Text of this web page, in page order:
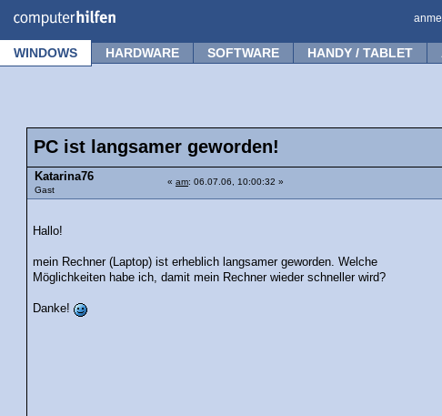
WINDOWS HARDWARE SOFTWARE HANDY / TABLET
PC ist langsamer geworden!
Katarina76
Gast
« am: 06.07.06, 10:00:32 »
Hallo!
mein Rechner (Laptop) ist erheblich langsamer geworden. Welche
Möglichkeiten habe ich, damit mein Rechner wieder schneller wird?
Danke!